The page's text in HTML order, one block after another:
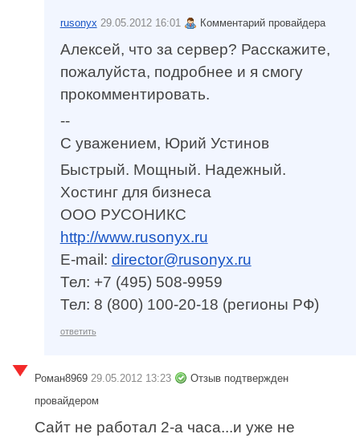
rusonyx 29.05.2012 16:01 Комментарий провайдера
Алексей, что за сервер? Расскажите,
пожалуйста, подробнее и я смогу
прокомментировать.
--
С уважением, Юрий Устинов
Быстрый. Мощный. Надежный.
Хостинг для бизнеса
ООО РУСОНИКС
http://www.rusonyx.ru
E-mail: director@rusonyx.ru
Тел: +7 (495) 508-9959
Тел: 8 (800) 100-20-18 (регионы РФ)
ответить
Роман8969 29.05.2012 13:23
Отзыв подтвержден
провайдером
Сайт не работал 2-а часа...и уже не